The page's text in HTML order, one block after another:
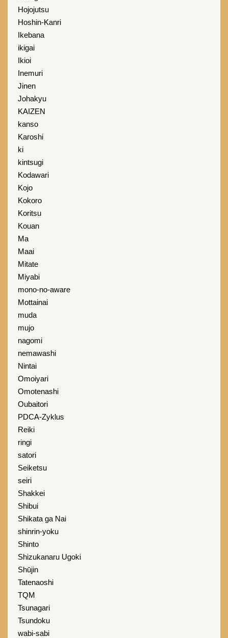
Hojojutsu
Hoshin-Kanri
Ikebana
ikigai
Ikioi
Inemuri
Jinen
Johakyu
KAIZEN
kanso
Karoshi
ki
kintsugi
Kodawari
Kojo
Kokoro
Koritsu
Kouan
Ma
Maai
Mitate
Miyabi
mono-no-aware
Mottainai
muda
mujo
nagomi
nemawashi
Nintai
Omoiyari
Omotenashi
Oubaitori
PDCA-Zyklus
Reiki
ringi
satori
Seiketsu
seiri
Shakkei
Shibui
Shikata ga Nai
shinrin-yoku
Shinto
Shizukanaru Ugoki
Shūjin
Tatenaoshi
TQM
Tsunagari
Tsundoku
wabi-sabi